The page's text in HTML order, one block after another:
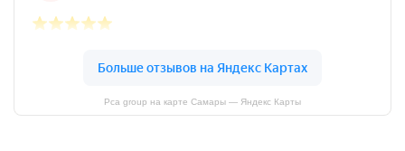
Pca group на карте Самары — Яндекс Карты